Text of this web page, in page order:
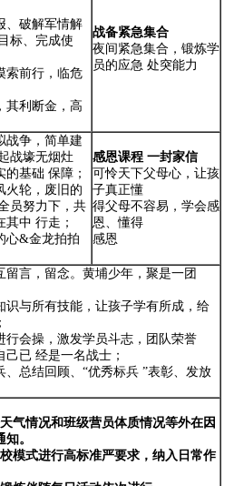
、破解军情解
标、完成使
索前行，临危
其利断金，高
战备紧急集合
夜间紧急集合，锻炼学
员的应急 处突能力
战争，简单建
战壕无烟灶
基础 保障；
火轮，废旧的
员努力下，共
其中 行走；
心&金龙拍拍
感恩课程 一封家信
可怜天下父母心，让孩
子真正懂
得父母不容易，学会感
恩、懂得
感恩
留言，留念。黄埔少年，聚是一团
识与所有技能，让孩子学有所成，给
行会操，激发学员斗志，团队荣誉
已 经是一名战士；
、总结回顾、“优秀标兵 ”表彰、发放
气情况和班级营员体质情况等外在因
。
模式进行高标准严要求，纳入日常作